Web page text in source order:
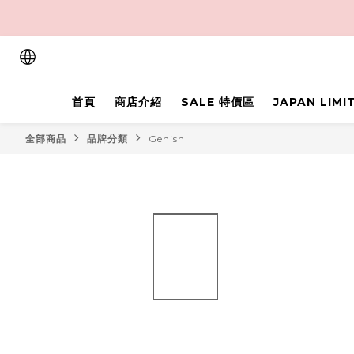
首頁 商店介紹 SALE 特價區 JAPAN
全部商品 品牌分類 Genish